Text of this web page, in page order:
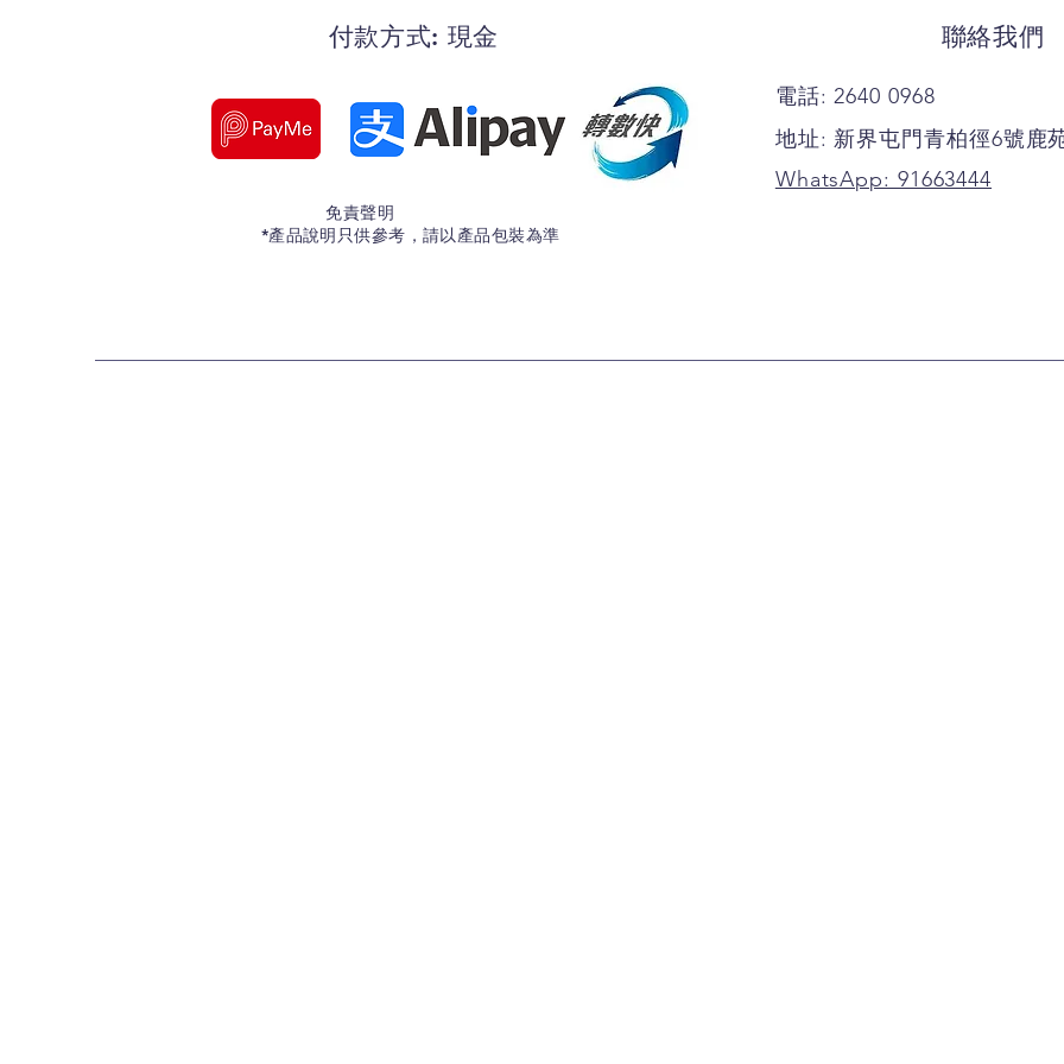
付款方式: 現金
免責聲明
*產品說明只供參考，請以產品包裝為準
聯絡我們
電話: 2640 0968
地址: 新界屯門青柏徑6號鹿
WhatsApp: 91663444